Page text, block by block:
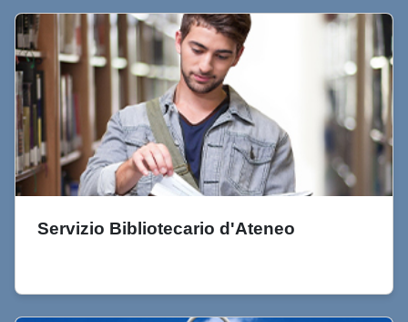
Servizio Bibliotecario d'Ateneo